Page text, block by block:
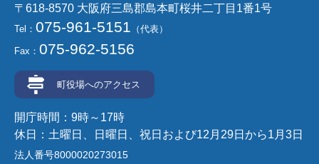
〒618-8570 大阪府三島郡島本町桜井二丁目1番1号
Tel： 075-961-5151 （代表）
Fax： 075-962-5156
町役場へのアクセス
開庁時間：9時～17時
休日：土曜日、日曜日、祝日および12月29日から1月3日
法人番号8000020273015